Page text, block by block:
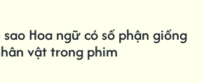
sao Hoa ngữ có số phận giống
vật trong phim